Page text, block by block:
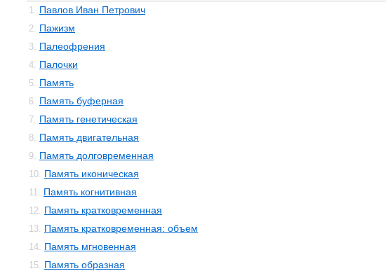
1. Павлов Иван Петрович
2. Пажизм
3. Палеофрения
4. Палочки
5. Память
6. Память буферная
7. Память генетическая
8. Память двигательная
9. Память долговременная
10. Память иконическая
11. Память когнитивная
12. Память кратковременная
13. Память кратковременная: объем
14. Память мгновенная
15. Память образная